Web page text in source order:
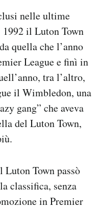
nelle ultime
il Luton Town
quella che l’anno
League e finì in
tra l’altro,
il Wimbledon, una
gang” che aveva
del Luton Town,
Town passò
classifica, senza
in Premier